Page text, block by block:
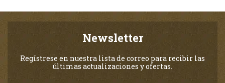
Newsletter
Regístrese en nuestra lista de correo para recibir las
últimas actualizaciones y ofertas.